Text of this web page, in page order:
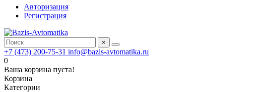
Авторизация
Регистрация
×
+7 (473) 200-75-31 info@bazis-avtomatika.ru
0
Ваша корзина пуста!
Корзина
Категории